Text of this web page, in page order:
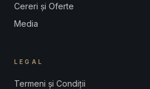
Cereri și Oferte
Media
LEGAL
Termeni și Condiții